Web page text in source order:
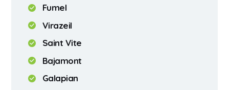
Fumel
Virazeil
Saint Vite
Bajamont
Galapian